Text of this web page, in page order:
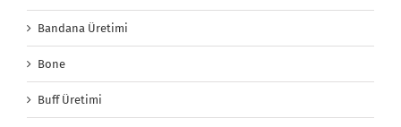
Bandana Üretimi
Bone
Buff Üretimi